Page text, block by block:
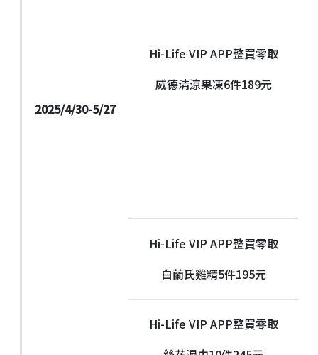
2025/4/30-5/27
Hi-Life VIP APP整買零取
威德清涼果凍6件189元
Hi-Life VIP APP整買零取
白蘭氏雞精5件195元
Hi-Life VIP APP整買零取